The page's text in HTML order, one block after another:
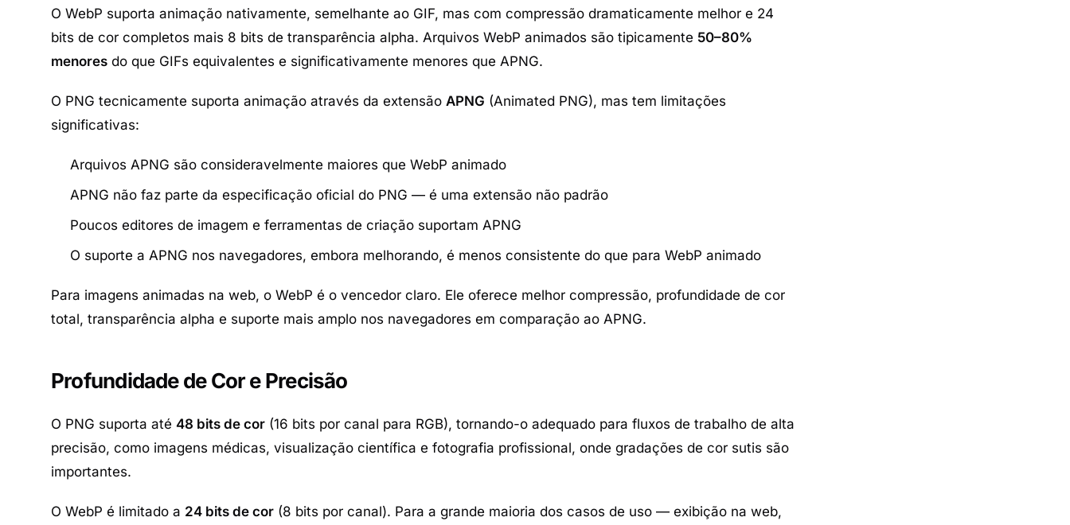
O WebP suporta animação nativamente, semelhante ao GIF, mas com compressão dramaticamente melhor e 24
bits de cor completos mais 8 bits de transparência alpha. Arquivos WebP animados são tipicamente 50–80%
menores do que GIFs equivalentes e significativamente menores que APNG.
O PNG tecnicamente suporta animação através da extensão APNG (Animated PNG), mas tem limitações
significativas:
Arquivos APNG são consideravelmente maiores que WebP animado
APNG não faz parte da especificação oficial do PNG — é uma extensão não padrão
Poucos editores de imagem e ferramentas de criação suportam APNG
O suporte a APNG nos navegadores, embora melhorando, é menos consistente do que para WebP animado
Para imagens animadas na web, o WebP é o vencedor claro. Ele oferece melhor compressão, profundidade de cor
total, transparência alpha e suporte mais amplo nos navegadores em comparação ao APNG.
Profundidade de Cor e Precisão
O PNG suporta até 48 bits de cor (16 bits por canal para RGB), tornando-o adequado para fluxos de trabalho de alta
precisão, como imagens médicas, visualização científica e fotografia profissional, onde gradações de cor sutis são
importantes.
O WebP é limitado a 24 bits de cor (8 bits por canal). Para a grande maioria dos casos de uso — exibição na web,